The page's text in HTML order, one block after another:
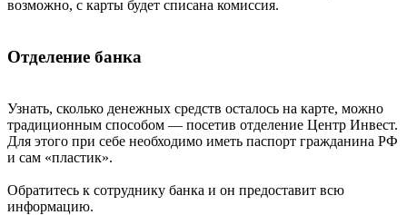
возможно, с карты будет списана комиссия.
Отделение банка
Узнать, сколько денежных средств осталось на карте, можно
традиционным способом — посетив отделение Центр Инвест.
Для этого при себе необходимо иметь паспорт гражданина РФ
и сам «пластик».
Обратитесь к сотруднику банка и он предоставит всю
информацию.